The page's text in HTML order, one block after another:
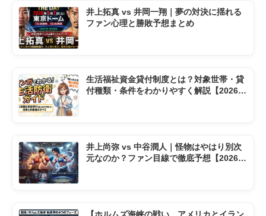
井上拓真 vs 井岡一翔｜夢の対決に揺れる
ファン心理と勝敗予想まとめ
生活福祉資金貸付制度とは？対象世帯・貸
付種類・条件をわかりやすく解説【2026年
井上尚弥 vs 中谷潤人｜怪物はやはり別次
元なのか？ファン目線で徹底予想【2026東